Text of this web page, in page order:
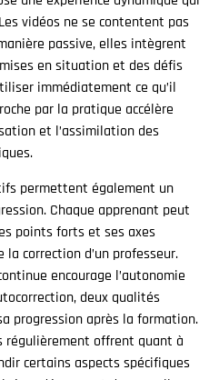
vidéos ne se contentent pas
passive, elles intègrent
en situation et des défis
immédiatement ce qu’il
par la pratique accélère
et l’assimilation des
permettent également un
Chaque apprenant peut
points forts et ses axes
correction d’un professeur.
encourage l’autonomie
deux qualités
progression après la formation.
régulièrement offrent quant à
certains aspects spécifiques